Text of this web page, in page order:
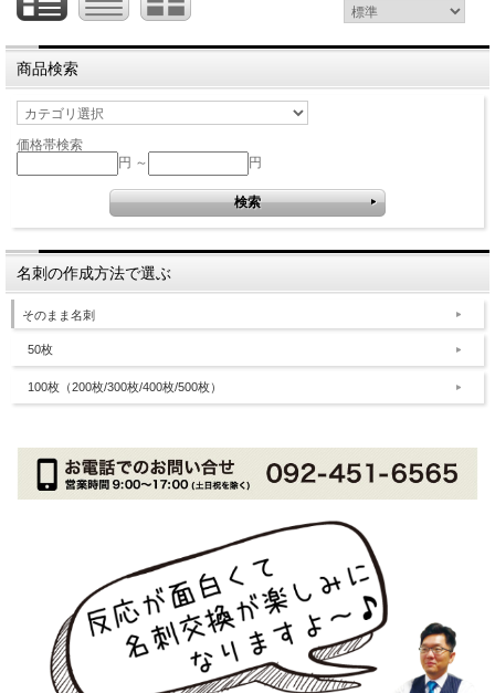
商品検索
価格帯検索
円 ～
円
名刺の作成方法で選ぶ
そのまま名刺
50枚
100枚（200枚/300枚/400枚/500枚）